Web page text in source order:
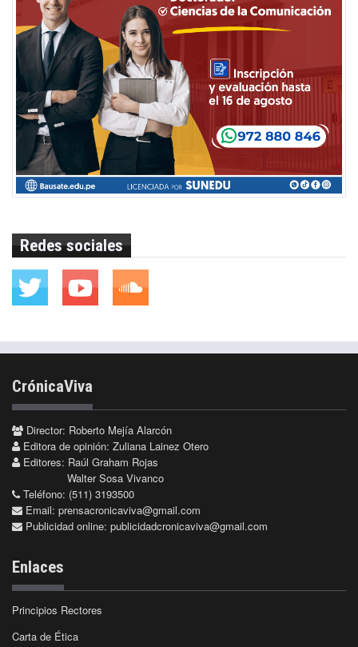
Redes sociales
CrónicaViva
Director: Roberto Mejía Alarcón
Editora de opinión: Zuliana Lainez Otero
Editores: Raúl Graham Rojas
Walter Sosa Vivanco
Teléfono: (511) 3193500
Email: prensacronicaviva@gmail.com
Publicidad online: publicidadcronicaviva@gmail.com
Enlaces
Principios Rectores
Carta de Ética